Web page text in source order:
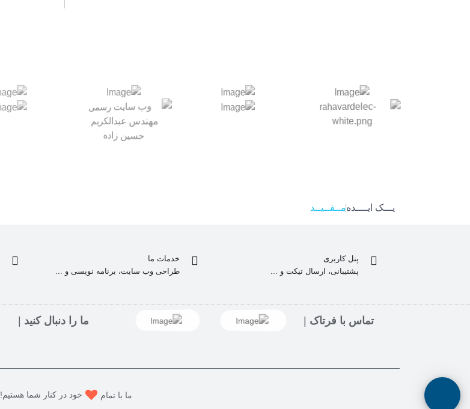
یـــک ایــــدهمــفــیــد
پنل کاربری
پشتیبانی، ارسال تیکت و ...
خدمات ما
طراحی وب سایت، برنامه نویسی و ...
تماس با فرتاک | ما را دنبال کنید |
ما با تمام خود در کنار شما هستیم!